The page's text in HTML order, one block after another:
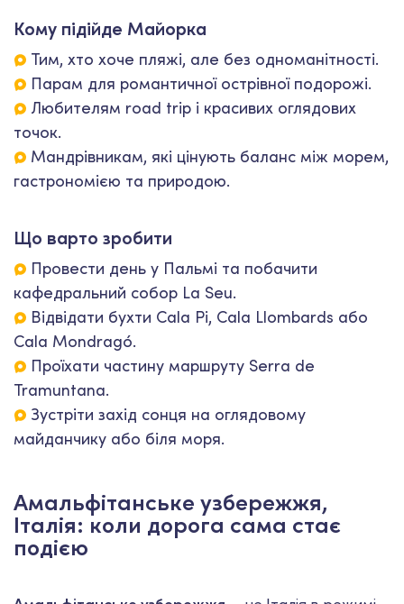
Кому підійде Майорка
Тим, хто хоче пляжі, але без одноманітності.
Парам для романтичної острівної подорожі.
Любителям road trip і красивих оглядових
точок.
Мандрівникам, які цінують баланс між морем,
гастрономією та природою.
Що варто зробити
Провести день у Пальмі та побачити
кафедральний собор La Seu.
Відвідати бухти Cala Pi, Cala Llombards або
Cala Mondragó.
Проїхати частину маршруту Serra de
Tramuntana.
Зустріти захід сонця на оглядовому
майданчику або біля моря.
Амальфітанське узбережжя,
Італія: коли дорога сама стає
подією